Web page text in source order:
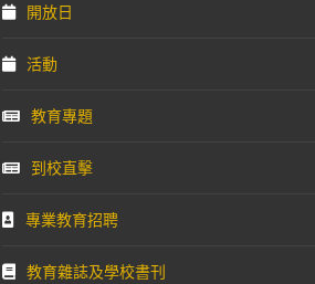
開放日
活動
教育專題
到校直擊
專業教育招聘
教育雜誌及學校書刊